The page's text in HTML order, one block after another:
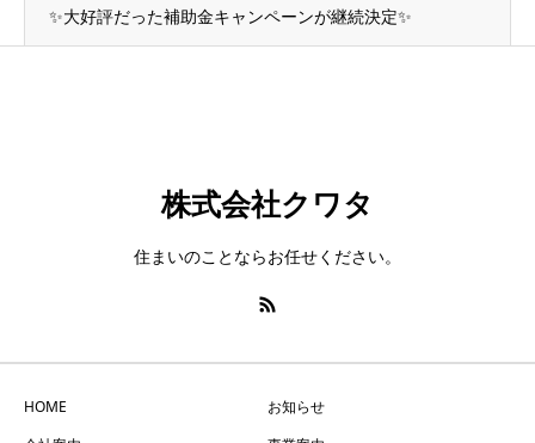
✨大好評だった補助金キャンペーンが継続決定✨
株式会社クワタ
住まいのことならお任せください。
HOME
お知らせ